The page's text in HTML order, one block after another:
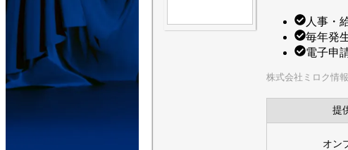
人事・
毎年発
電子申
株式会社ミロク情
提
オン